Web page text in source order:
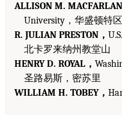
ALLISON M.
University，华盛顿特区
R. JULIAN PRESTON，
北卡罗来纳州教堂山
HENRY D. ROYAL，
圣路易斯，密苏里
WILLIAM H. TOBEY，